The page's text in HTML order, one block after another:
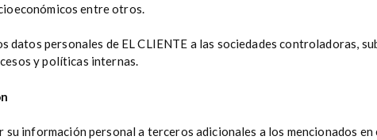
entre otros.
personales de EL CLIENTE a las sociedades controladoras,
y políticas internas.
información personal a terceros adicionales a los mencionados